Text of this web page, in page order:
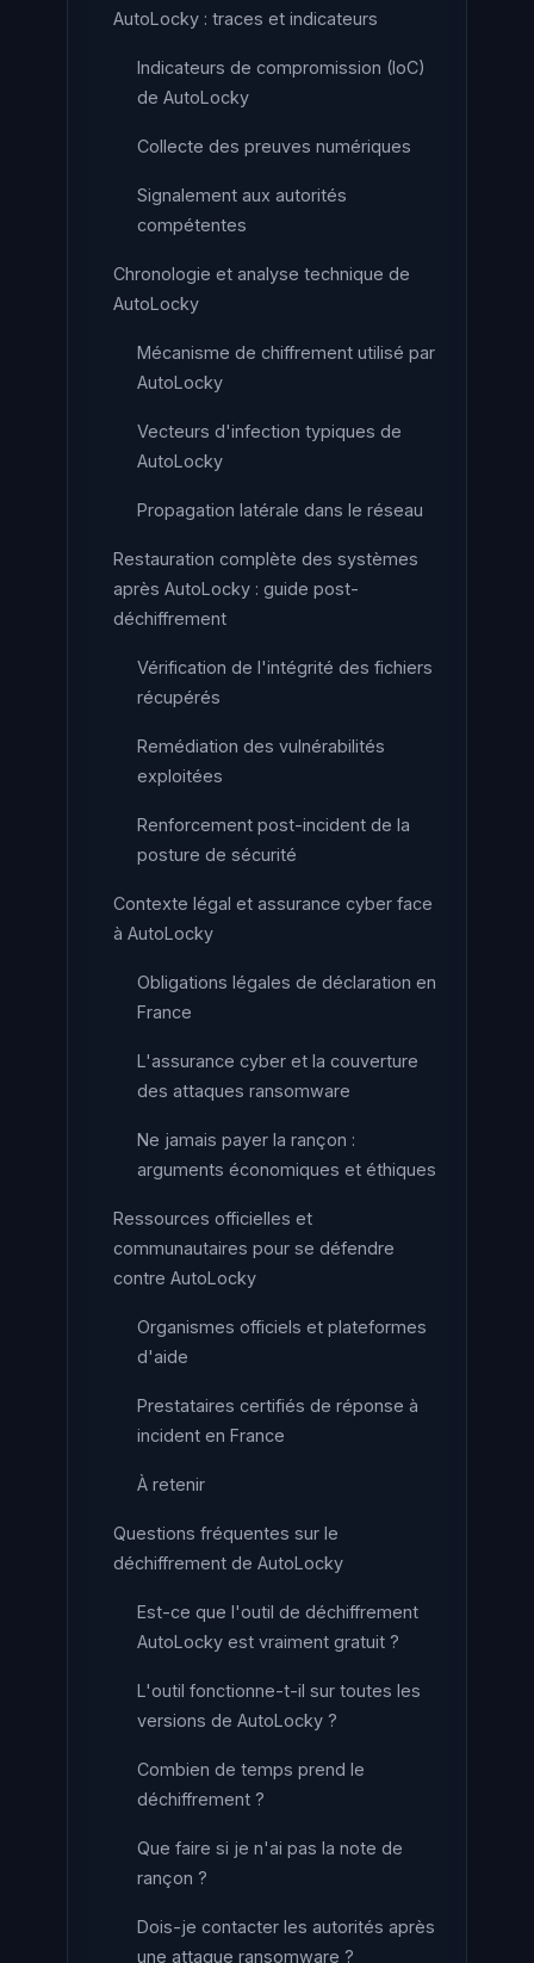
AutoLocky : traces et indicateurs
Indicateurs de compromission (IoC)
de AutoLocky
Collecte des preuves numériques
Signalement aux autorités
compétentes
Chronologie et analyse technique de
AutoLocky
Mécanisme de chiffrement utilisé par
AutoLocky
Vecteurs d'infection typiques de
AutoLocky
Propagation latérale dans le réseau
Restauration complète des systèmes
après AutoLocky : guide post-
déchiffrement
Vérification de l'intégrité des fichiers
récupérés
Remédiation des vulnérabilités
exploitées
Renforcement post-incident de la
posture de sécurité
Contexte légal et assurance cyber face
à AutoLocky
Obligations légales de déclaration en
France
L'assurance cyber et la couverture
des attaques ransomware
Ne jamais payer la rançon :
arguments économiques et éthiques
Ressources officielles et
communautaires pour se défendre
contre AutoLocky
Organismes officiels et plateformes
d'aide
Prestataires certifiés de réponse à
incident en France
À retenir
Questions fréquentes sur le
déchiffrement de AutoLocky
Est-ce que l'outil de déchiffrement
AutoLocky est vraiment gratuit ?
L'outil fonctionne-t-il sur toutes les
versions de AutoLocky ?
Combien de temps prend le
déchiffrement ?
Que faire si je n'ai pas la note de
rançon ?
Dois-je contacter les autorités après
une attaque ransomware ?